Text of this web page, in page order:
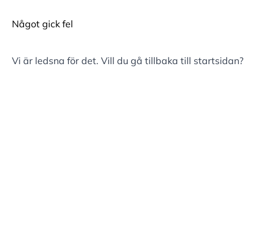
Något gick fel
Vi är ledsna för det. Vill du gå tillbaka till startsidan?